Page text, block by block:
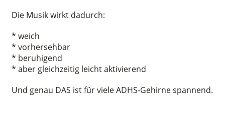
Die Musik wirkt dadurch:
* weich
* vorhersehbar
* beruhigend
* aber gleichzeitig leicht aktivierend
Und genau DAS ist für viele ADHS-Gehirne spannend.